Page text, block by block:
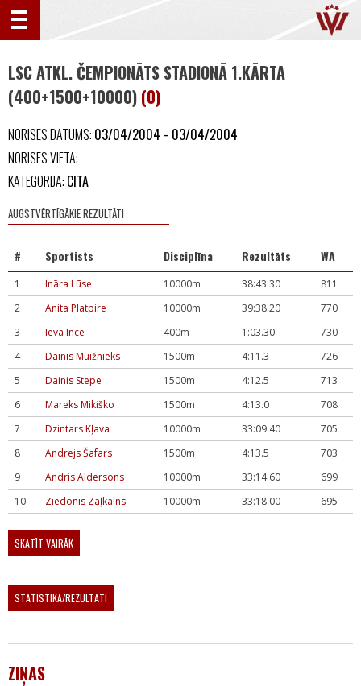
LSC ATKL. ČEMPIONĀTS STADIONĀ 1.KĀRTA
(400+1500+10000) (0)
NORISES DATUMS: 03/04/2004 - 03/04/2004
NORISES VIETA:
KATEGORIJA: CITA
AUGSTVĒRTĪGĀKIE REZULTĀTI
# Sportists Disciplīna Rezultāts WA
1 Ināra Lūse 10000m 38:43.30
811
2
Anita Platpire 10000m 39:38.20
770
3
Ieva Ince 400m 1:03.30
730
4
Dainis Muižnieks 1500m 4:11.3
726
5
Dainis Stepe 1500m 4:12.5
713
6
Mareks Mikiško 1500m 4:13.0
708
7
Dzintars Kļava 10000m 33:09.40
705
8
Andrejs Šafars 1500m 4:13.5
703
9
Andris Aldersons 10000m 33:14.60
699
10
Ziedonis Zaļkalns 10000m 33:18.00 695
SKATĪT VAIRĀK
STATISTIKA/REZULTĀTI
ZIŅAS